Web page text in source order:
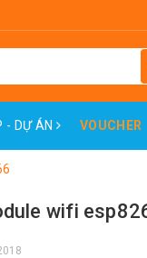
- DỰ ÁN VOUCHER
wifi